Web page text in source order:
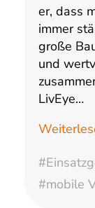
er, dass
immer
große
und
LivEye…
#mobile